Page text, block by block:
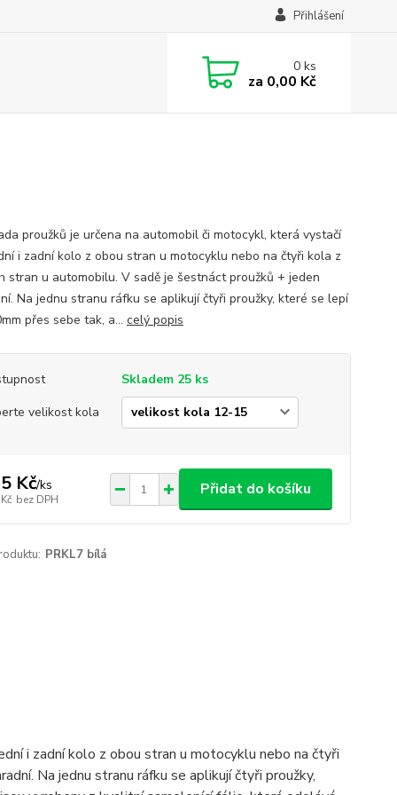
Přihlášení
0ks
za 0,00 Kč
proužků je určena na automobil či motocykl, která vystačí
i zadní kolo z obou stran u motocyklu nebo na čtyři kola z
stran u automobilu. V sadě je šestnáct proužků + jeden
Na jednu stranu ráfku se aplikují čtyři proužky, které se lepí
přes sebe tak, a... celý popis
Skladem 25 ks
velikost kola
Kč/ks
bez DPH
Přidat do košíku
PRKL7 bílá
i zadní kolo z obou stran u motocyklu nebo na čtyři
Na jednu stranu ráfku se aplikují čtyři proužky,